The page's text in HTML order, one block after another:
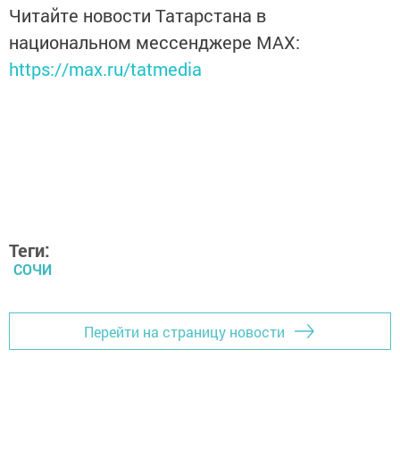
Читайте новости Татарстана в
национальном мессенджере MАХ:
https://max.ru/tatmedia
Теги:
СОЧИ
Перейти на страницу новости